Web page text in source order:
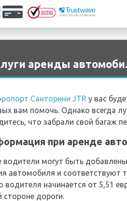
аренды
Санторини JTR у вас
вам помочь. Однако всегда
что забрали свой багаж
при аренде
могут быть
автомобиля и соответствуют
водителя начинается от 5,51
стороне дороги.